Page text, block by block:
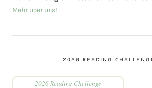
Mehr über uns!
2026 READING
2026 Reading Challenge